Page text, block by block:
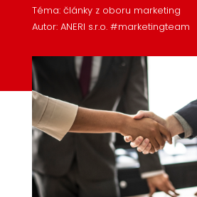
Téma: články z oboru marketing
Autor: ANERI s.r.o. #marketingteam